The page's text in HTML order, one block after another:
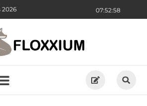
07:52:59
2026